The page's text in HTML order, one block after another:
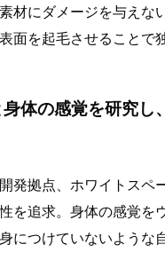
材にダメージを与えな
面を起毛させることで
体の感覚を研究し
発拠点、ホワイトスペ
を追求。身体の感覚を
につけていないような